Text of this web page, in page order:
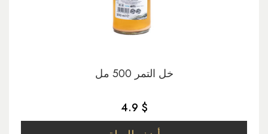
خل التمر 500 مل
4.9 $